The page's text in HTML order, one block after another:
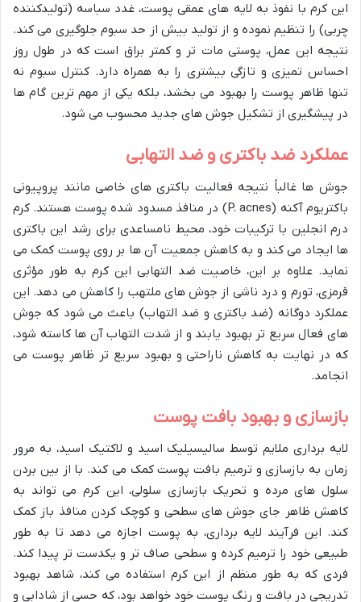
این کرم با نفوذ به لایه های عمقی پوست، غدد سباسه (تولیدکننده
چربی) را تنظیم نموده و از تولید بیش از حد سبوم جلوگیری می کند.
نتیجه این عمل، پوستی مات تر و کمتر براق است که در طول روز
احساس تمیزی و تازگی بیشتری را به همراه دارد. کنترل سبوم نه
تنها ظاهر پوست را بهبود می بخشد، بلکه یکی از مهم ترین گام ها
در پیشگیری از تشکیل جوش های جدید محسوب می شود.
عملکرد ضد باکتری و ضد التهابی
جوش ها غالباً نتیجه فعالیت باکتری های خاصی مانند پروپیونی
باکتریوم آکنه (P. acnes) در منافذ مسدود شده پوست هستند. کرم
درم انجلین با ترکیبات خود، محیط نامساعدی برای رشد این باکتری
ها ایجاد می کند و به کاهش جمعیت آن ها بر روی پوست کمک می
نماید. علاوه بر این، خاصیت ضد التهابی این کرم به طور مؤثری
قرمزی، تورم و درد ناشی از جوش های ملتهب را کاهش می دهد. این
عملکرد دوگانه (ضد باکتری و ضد التهاب) باعث می شود که جوش
های فعال سریع تر بهبود یابند و از شدت التهاب آن ها کاسته شود،
که در نهایت به کاهش ناراحتی و بهبود سریع تر ظاهر پوست می
انجامد.
بازسازی و بهبود بافت پوست
لایه برداری ملایم توسط سالیسیلیک اسید و لاکتیک اسید، به مرور
زمان به بازسازی و ترمیم بافت پوست کمک می کند. با از بین بردن
سلول های مرده و تحریک بازسازی سلولی، این کرم می تواند به
کاهش ظاهر جای جوش های سطحی و کوچک کردن منافذ باز کمک
کند. این فرآیند لایه برداری، به پوست اجازه می دهد تا به طور
طبیعی خود را ترمیم کرده و سطحی صاف تر و یکدست تر پیدا کند.
فردی که به طور منظم از این کرم استفاده می کند، شاهد بهبود
تدریجی در بافت و رنگ پوست خود خواهد بود، که حسی از شادابی و